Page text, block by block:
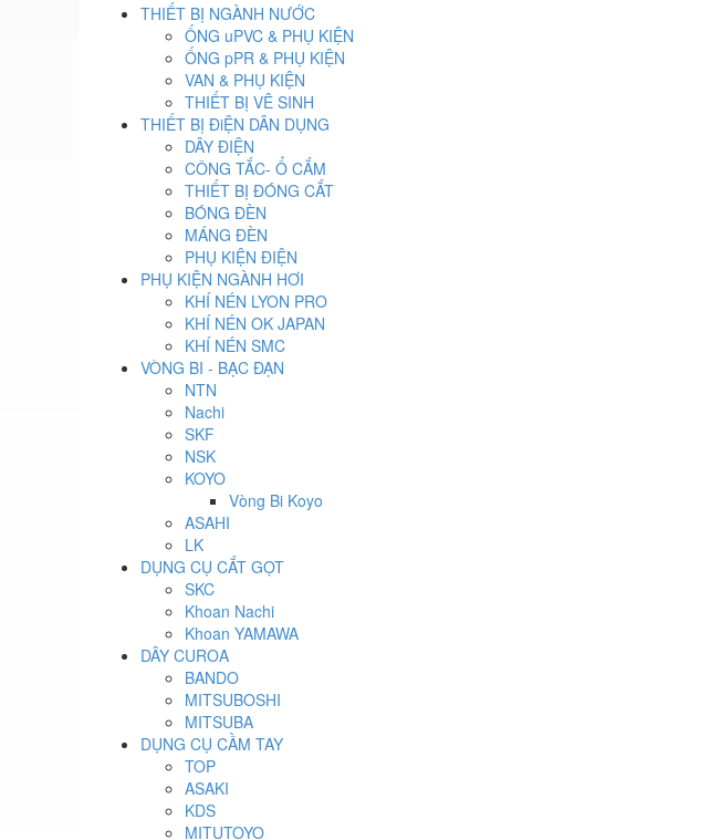
THIẾT BỊ NGÀNH NƯỚC
ỐNG uPVC & PHỤ KIỆN
ỐNG pPR & PHỤ KIỆN
VAN & PHỤ KIỆN
THIẾT BỊ VÊ SINH
THIẾT BỊ ĐiỆN DÂN DỤNG
DÂY ĐIỆN
CÔNG TẮC- Ổ CẮM
THIẾT BỊ ĐÓNG CẮT
BÓNG ĐÈN
MÁNG ĐÈN
PHỤ KIỆN ĐIỆN
PHỤ KIỆN NGÀNH HƠI
KHÍ NÉN LYON PRO
KHÍ NÉN OK JAPAN
KHÍ NÉN SMC
VÒNG BI - BẠC ĐẠN
NTN
Nachi
SKF
NSK
KOYO
Vòng Bi Koyo
ASAHI
LK
DỤNG CỤ CẮT GỌT
SKC
Khoan Nachi
Khoan YAMAWA
DÂY CUROA
BANDO
MITSUBOSHI
MITSUBA
DỤNG CỤ CẦM TAY
TOP
ASAKI
KDS
MITUTOYO